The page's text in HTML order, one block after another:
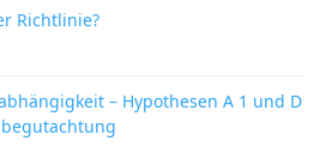
Richtlinie?
– Hypothesen A 1 und D